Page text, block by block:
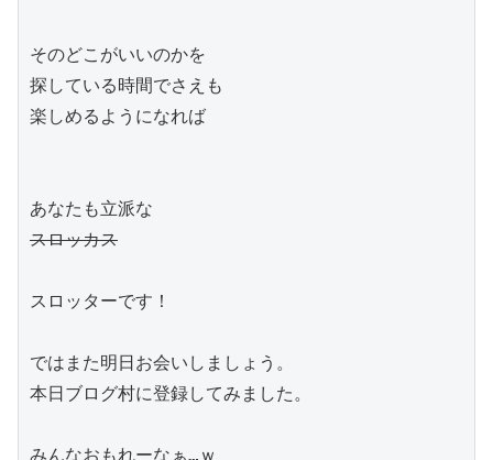
そのどこがいいのかを
探している時間でさえも
楽しめるようになれば
スロッカス
スロッターです！
ではまた明日お会いしましょう。
本日ブログ村に登録してみました。
みんなおもれーなぁ…ｗ